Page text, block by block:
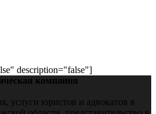
description="false"]
компания
услуги юристов и адвокатов в